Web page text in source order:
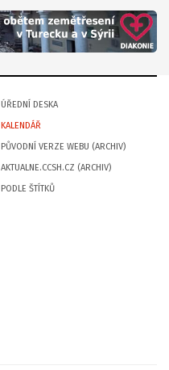
ÚŘEDNÍ DESKA
KALENDÁŘ
PŮVODNÍ VERZE WEBU (ARCHIV)
AKTUALNE.CCSH.CZ (ARCHIV)
PODLE ŠTÍTKŮ